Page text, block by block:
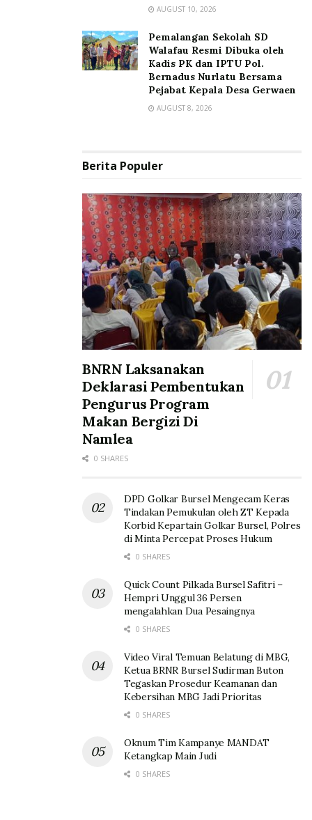
AUGUST 10, 2026
Pemalangan Sekolah SD
Walafau Resmi Dibuka oleh
Kadis PK dan IPTU Pol.
Bernadus Nurlatu Bersama
Pejabat Kepala Desa Gerwaen
AUGUST 8, 2026
Berita Populer
BNRN Laksanakan
Deklarasi Pembentukan
Pengurus Program
Makan Bergizi Di
Namlea
0 SHARES
DPD Golkar Bursel Mengecam Keras
Tindakan Pemukulan oleh ZT Kepada
Korbid Kepartain Golkar Bursel, Polres
di Minta Percepat Proses Hukum
0 SHARES
Quick Count Pilkada Bursel Safitri –
Hempri Unggul 36 Persen
mengalahkan Dua Pesaingnya
0 SHARES
Video Viral Temuan Belatung di MBG,
Ketua BRNR Bursel Sudirman Buton
Tegaskan Prosedur Keamanan dan
Kebersihan MBG Jadi Prioritas
0 SHARES
Oknum Tim Kampanye MANDAT
Ketangkap Main Judi
0 SHARES